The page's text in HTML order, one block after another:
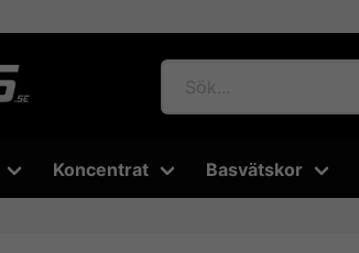
Koncentrat Basvätskor